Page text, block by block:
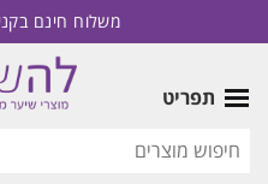
משלוח חינם בקניה
תפריט